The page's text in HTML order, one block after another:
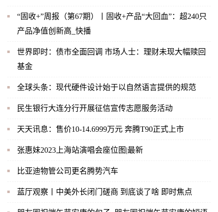
“固收+”周报（第67期）丨固收+产品“大回血”：超240只
产品净值创新高_快播
世界即时：债市全面回调 市场人士：理财未现大幅赎回
基金
全球头条：现代硬件设计始于以自然语言提供的规范
民生银行大连分行开展征信宣传志愿服务活动
天天讯息：售价10-14.6999万元 奔腾T90正式上市
张惠妹2023上海站演唱会座位图|最新
比亚迪物管公司更名腾势汽车
蓝厅观察丨中美外长闭门磋商 到底谈了啥 即时焦点